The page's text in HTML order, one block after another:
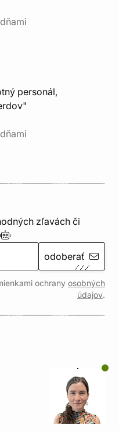
personál,
zľavách či
odoberať
ochrany osobných
údajov.